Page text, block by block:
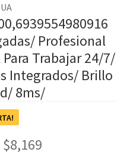
Profesional
Trabajar 24/7/
Integrados/ Brillo
8ms/
$8,169